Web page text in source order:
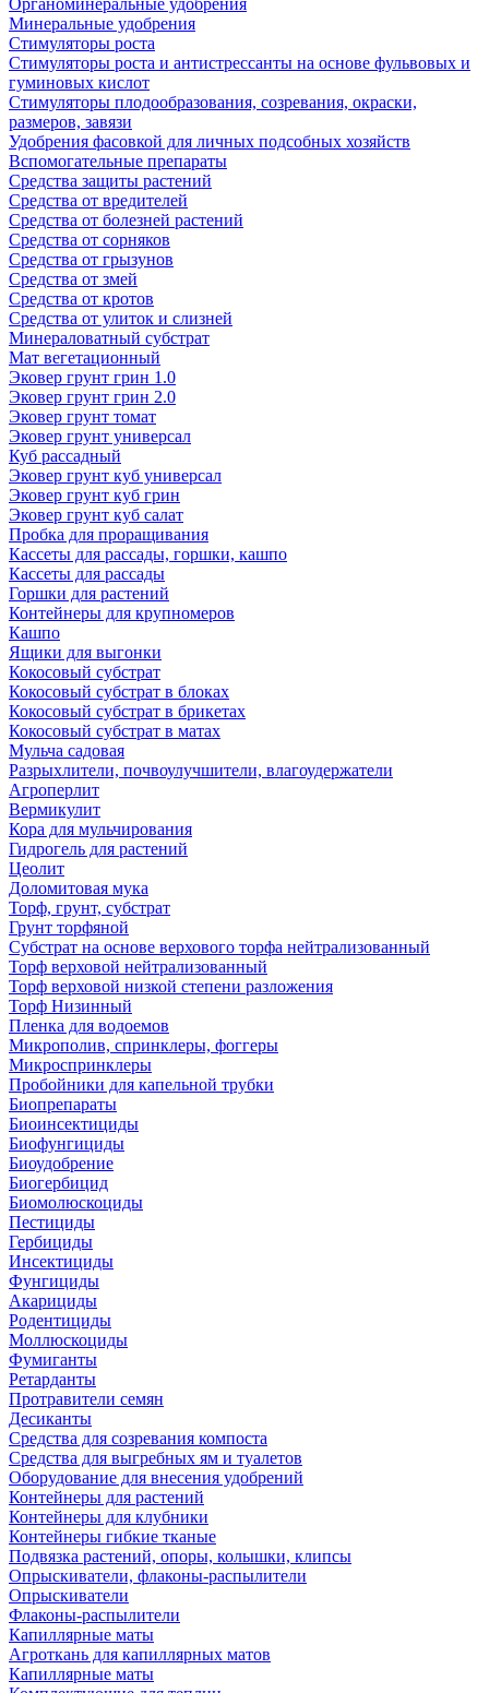
Органоминеральные удобрения
Минеральные удобрения
Стимуляторы роста
Стимуляторы роста и антистрессанты на основе фульвовых и
гуминовых кислот
Стимуляторы плодообразования, созревания, окраски,
размеров, завязи
Удобрения фасовкой для личных подсобных хозяйств
Вспомогательные препараты
Средства защиты растений
Средства от вредителей
Средства от болезней растений
Средства от сорняков
Средства от грызунов
Средства от змей
Средства от кротов
Средства от улиток и слизней
Минераловатный субстрат
Мат вегетационный
Эковер грунт грин 1.0
Эковер грунт грин 2.0
Эковер грунт томат
Эковер грунт универсал
Куб рассадный
Эковер грунт куб универсал
Эковер грунт куб грин
Эковер грунт куб салат
Пробка для проращивания
Кассеты для рассады, горшки, кашпо
Кассеты для рассады
Горшки для растений
Контейнеры для крупномеров
Кашпо
Ящики для выгонки
Кокосовый субстрат
Кокосовый субстрат в блоках
Кокосовый субстрат в брикетах
Кокосовый субстрат в матах
Мульча садовая
Разрыхлители, почвоулучшители, влагоудержатели
Агроперлит
Вермикулит
Кора для мульчирования
Гидрогель для растений
Цеолит
Доломитовая мука
Торф, грунт, субстрат
Грунт торфяной
Субстрат на основе верхового торфа нейтрализованный
Торф верховой нейтрализованный
Торф верховой низкой степени разложения
Торф Низинный
Пленка для водоемов
Микрополив, спринклеры, фоггеры
Микроспринклеры
Пробойники для капельной трубки
Биопрепараты
Биоинсектициды
Биофунгициды
Биоудобрение
Биогербицид
Биомолюскоциды
Пестициды
Гербициды
Инсектициды
Фунгициды
Акарициды
Родентициды
Моллюскоциды
Фумиганты
Ретарданты
Протравители семян
Десиканты
Средства для созревания компоста
Средства для выгребных ям и туалетов
Оборудование для внесения удобрений
Контейнеры для растений
Контейнеры для клубники
Контейнеры гибкие тканые
Подвязка растений, опоры, колышки, клипсы
Опрыскиватели, флаконы-распылители
Опрыскиватели
Флаконы-распылители
Капиллярные маты
Агроткань для капиллярных матов
Капиллярные маты